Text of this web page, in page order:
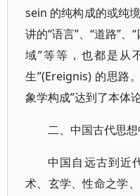
sein 的纯构成的或纯
讲的“语言”、“道路”、
域”等等，也都是从
生”(Ereignis) 的思路
象学构成”达到了本体
二、中国古代思
中国自远古到近
术、玄学、性命之学